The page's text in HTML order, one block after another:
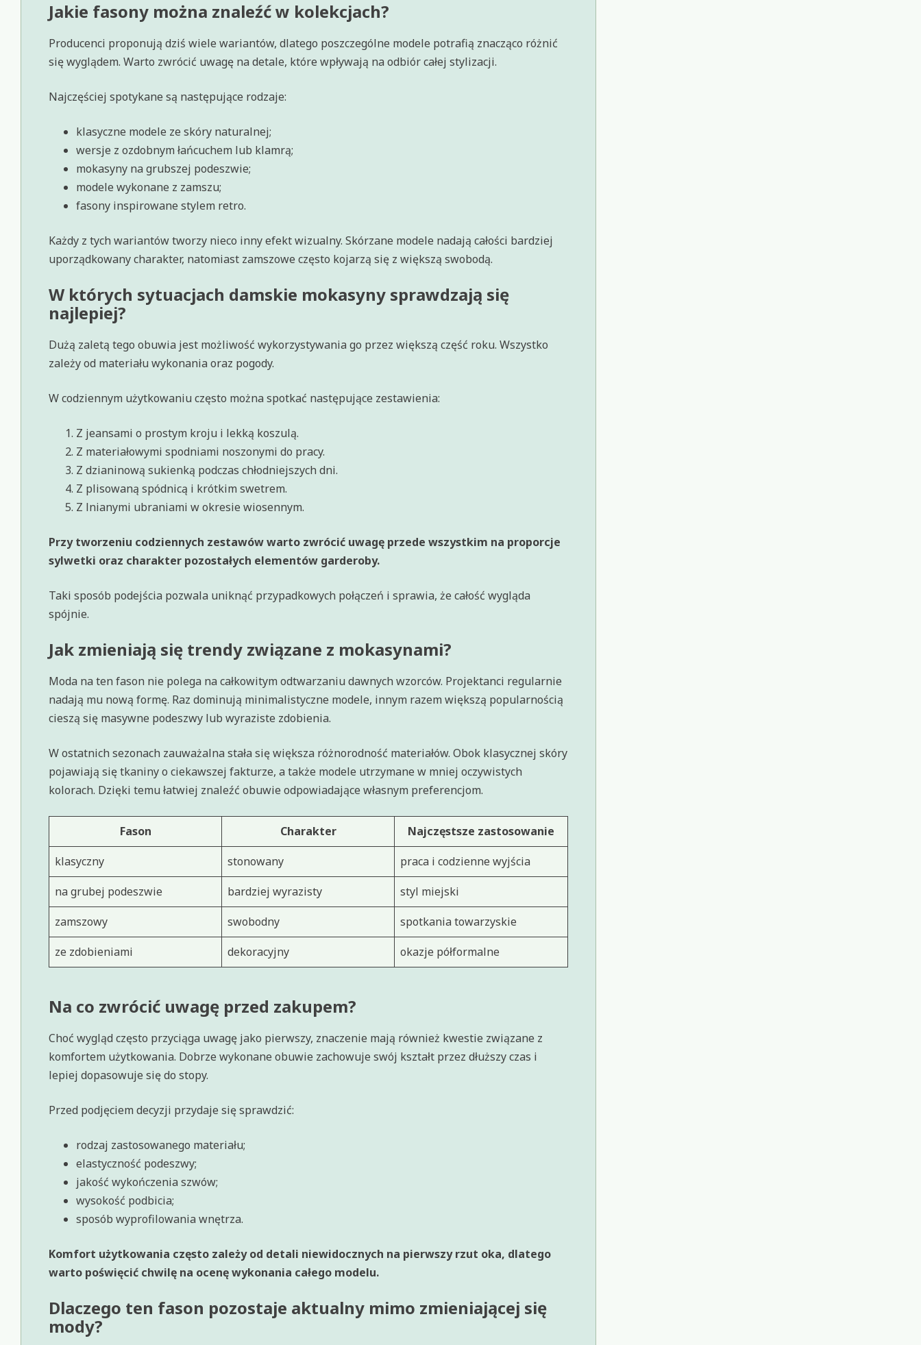
Jakie fasony można znaleźć w kolekcjach?
Producenci proponują dziś wiele wariantów, dlatego poszczególne modele potrafią znacząco różnić
się wyglądem. Warto zwrócić uwagę na detale, które wpływają na odbiór całej stylizacji.
Najczęściej spotykane są następujące rodzaje:
klasyczne modele ze skóry naturalnej;
wersje z ozdobnym łańcuchem lub klamrą;
mokasyny na grubszej podeszwie;
modele wykonane z zamszu;
fasony inspirowane stylem retro.
Każdy z tych wariantów tworzy nieco inny efekt wizualny. Skórzane modele nadają całości bardziej
uporządkowany charakter, natomiast zamszowe często kojarzą się z większą swobodą.
W których sytuacjach damskie mokasyny sprawdzają się
najlepiej?
Dużą zaletą tego obuwia jest możliwość wykorzystywania go przez większą część roku. Wszystko
zależy od materiału wykonania oraz pogody.
W codziennym użytkowaniu często można spotkać następujące zestawienia:
Z jeansami o prostym kroju i lekką koszulą.
Z materiałowymi spodniami noszonymi do pracy.
Z dzianinową sukienką podczas chłodniejszych dni.
Z plisowaną spódnicą i krótkim swetrem.
Z lnianymi ubraniami w okresie wiosennym.
Przy tworzeniu codziennych zestawów warto zwrócić uwagę przede wszystkim na proporcje
sylwetki oraz charakter pozostałych elementów garderoby.
Taki sposób podejścia pozwala uniknąć przypadkowych połączeń i sprawia, że całość wygląda
spójnie.
Jak zmieniają się trendy związane z mokasynami?
Moda na ten fason nie polega na całkowitym odtwarzaniu dawnych wzorców. Projektanci regularnie
nadają mu nową formę. Raz dominują minimalistyczne modele, innym razem większą popularnością
cieszą się masywne podeszwy lub wyraziste zdobienia.
W ostatnich sezonach zauważalna stała się większa różnorodność materiałów. Obok klasycznej skóry
pojawiają się tkaniny o ciekawszej fakturze, a także modele utrzymane w mniej oczywistych
kolorach. Dzięki temu łatwiej znaleźć obuwie odpowiadające własnym preferencjom.
Fason Charakter
Najczęstsze zastosowanie
klasyczny
stonowany
praca i codzienne wyjścia
na grubej podeszwie
bardziej wyrazisty
styl miejski
zamszowy
swobodny
spotkania towarzyskie
ze zdobieniami
dekoracyjny okazje półformalne
Na co zwrócić uwagę przed zakupem?
Choć wygląd często przyciąga uwagę jako pierwszy, znaczenie mają również kwestie związane z
komfortem użytkowania. Dobrze wykonane obuwie zachowuje swój kształt przez dłuższy czas i
lepiej dopasowuje się do stopy.
Przed podjęciem decyzji przydaje się sprawdzić:
rodzaj zastosowanego materiału;
elastyczność podeszwy;
jakość wykończenia szwów;
wysokość podbicia;
sposób wyprofilowania wnętrza.
Komfort użytkowania często zależy od detali niewidocznych na pierwszy rzut oka, dlatego
warto poświęcić chwilę na ocenę wykonania całego modelu.
Dlaczego ten fason pozostaje aktualny mimo zmieniającej się
mody?